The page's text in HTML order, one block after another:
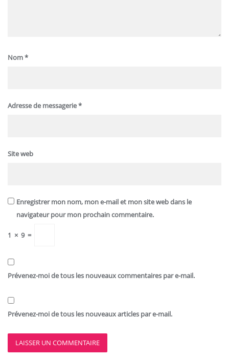
Nom*
Adresse de messagerie*
Site web
Enregistrer mon nom, mon e-mail et mon site web dans le
navigateur pour mon prochain commentaire.
1 × 9 =
Prévenez-moi de tous les nouveaux commentaires par e-mail.
Prévenez-moi de tous les nouveaux articles par e-mail.